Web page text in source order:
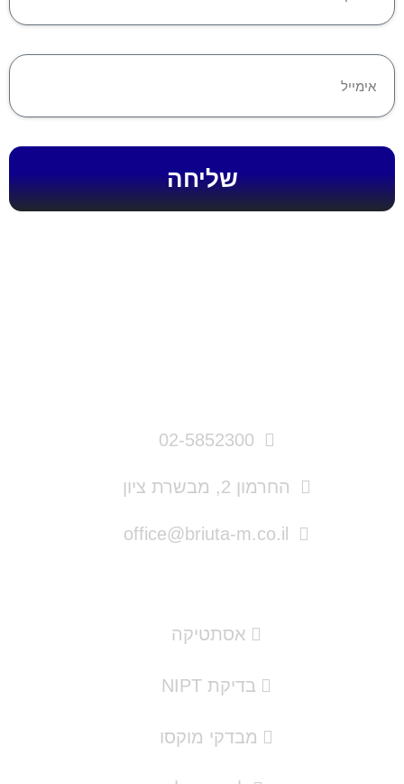
שליחה
אסתטיקה
בדיקת NIPT
מבדקי מוקסו
02-5852300
החרמון 2, מבשרת ציון
office@briuta-m.co.il